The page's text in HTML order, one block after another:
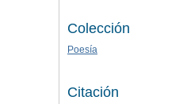
Colección
Poesía
Citación